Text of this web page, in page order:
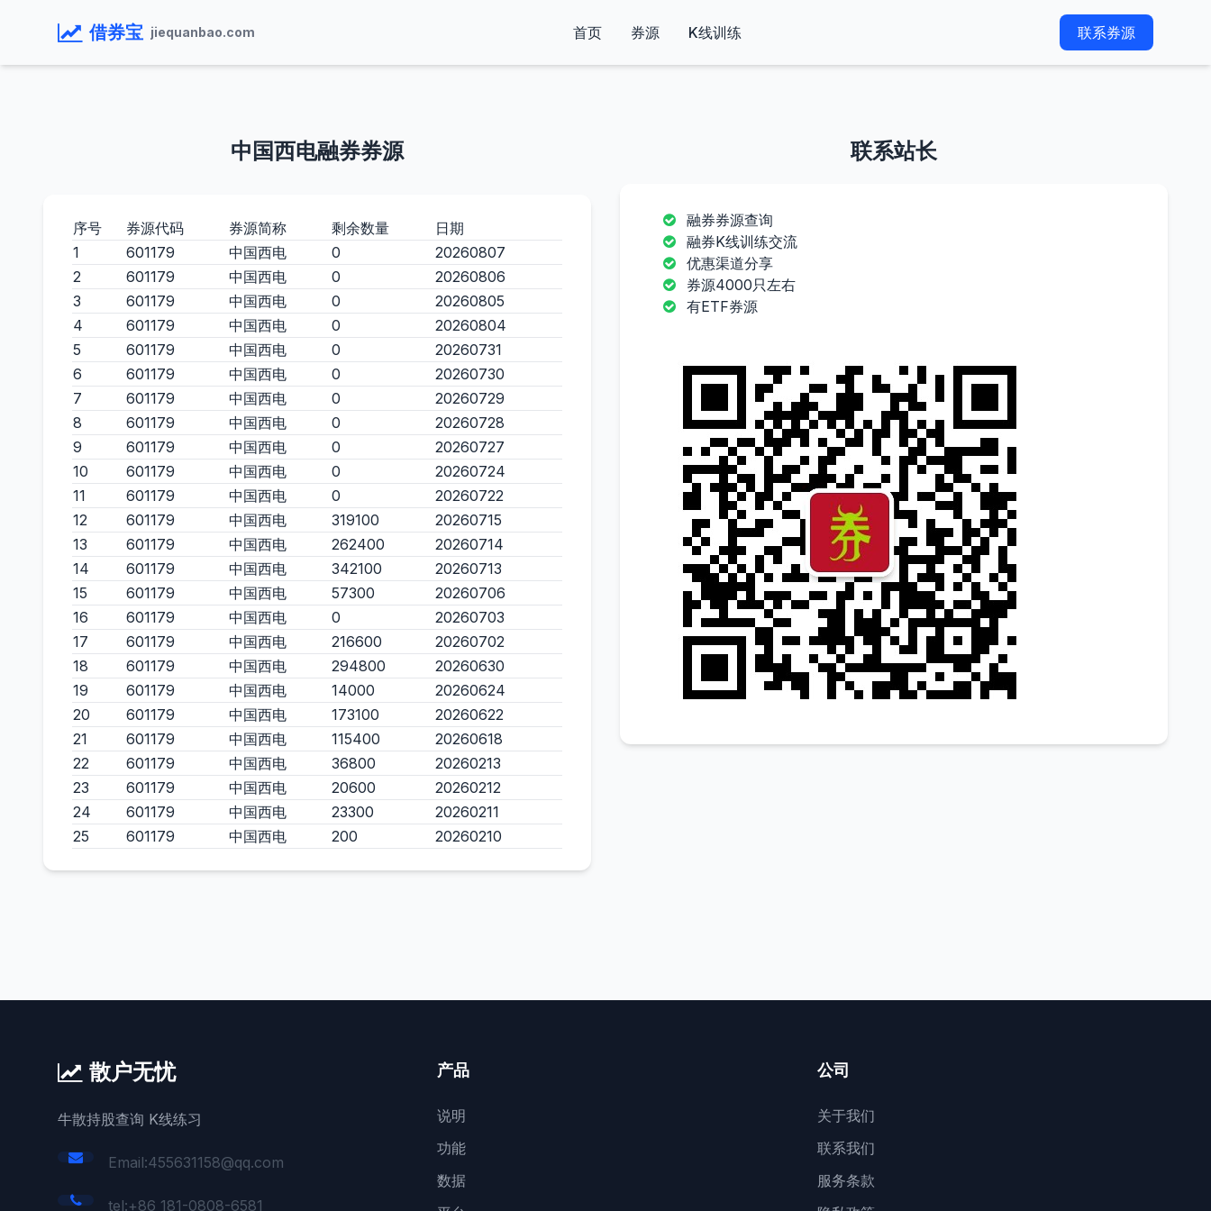
借券宝 jiequanbao.com 首页 券源 K线训练 联系券源
中国西电融券券源
序号 券源代码 券源简称 剩余数量
日期
1
601179 中国西电 0
20260807
2
601179 中国西电 0
20260806
3
601179 中国西电 0
20260805
4
601179 中国西电 0
20260804
5
601179 中国西电 0
20260731
6
601179 中国西电 0
20260730
7
601179 中国西电 0
20260729
8
601179 中国西电 0
20260728
9
601179 中国西电 0
20260727
10
601179 中国西电 0
20260724
11
601179 中国西电 0
20260722
12
601179 中国西电 319100
20260715
13
601179 中国西电 262400
20260714
14
601179 中国西电 342100
20260713
15
601179 中国西电 57300
20260706
16
601179 中国西电 0
20260703
17
601179 中国西电 216600
20260702
18
601179 中国西电 294800
20260630
19
601179 中国西电 14000
20260624
20
601179 中国西电 173100
20260622
21
601179 中国西电 115400
20260618
22
601179 中国西电 36800
20260213
23
601179 中国西电 20600
20260212
24
601179 中国西电 23300
20260211
25
601179 中国西电 200 20260210
联系站长
融券券源查询
融券K线训练交流
优惠渠道分享
券源4000只左右
有ETF券源
散户无忧
牛散持股查询 K线练习
Email:455631158@qq.com
tel:+86 181-0808-6581
产品
说明
功能
数据
公司
关于我们
联系我们
服务条款